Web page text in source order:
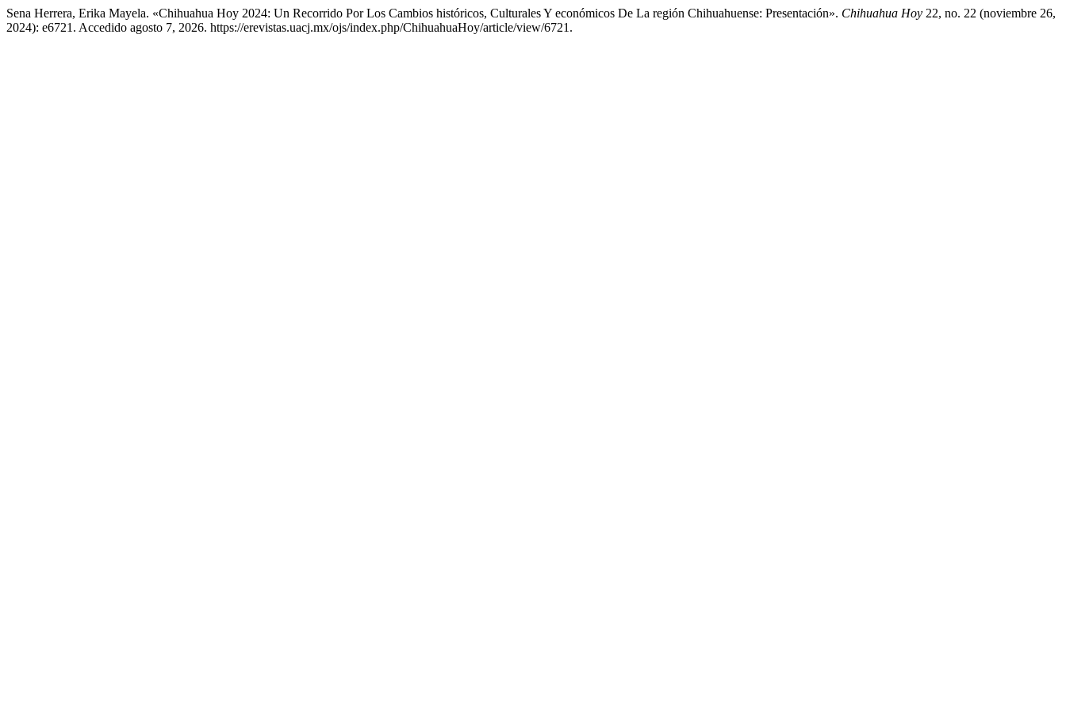
Sena Herrera, Erika Mayela. «Chihuahua Hoy 2024: Un Recorrido Por Los Cambios históricos, Culturales Y económicos De La región Chihuahuense: Presentación». Chihuahua Hoy 22, no. 22 (noviembre 26,
2024): e6721. Accedido agosto 7, 2026. https://erevistas.uacj.mx/ojs/index.php/ChihuahuaHoy/article/view/6721.